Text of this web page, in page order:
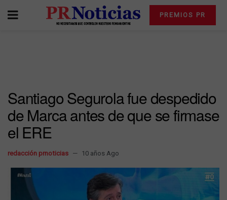
PREMIOS PR
Santiago Segurola fue despedido
de Marca antes de que se firmase
el ERE
redacción prnoticias 10 años Ago